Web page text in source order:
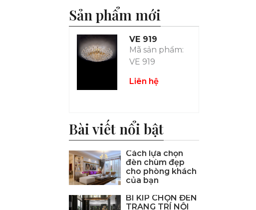
Sản phẩm mới
VE 919
Mã sản phẩm:
VE 919
Liên hệ
Bài viết nổi bật
Cách lựa chọn
đèn chùm đẹp
cho phòng khách
của bạn
BÍ KÍP CHỌN ĐÈN
TRANG TRÍ NỘI